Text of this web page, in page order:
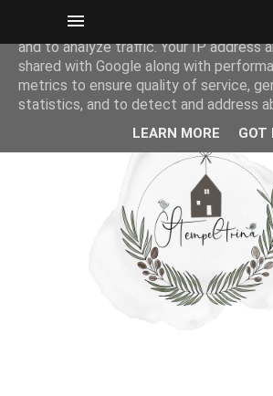
This site uses cookies from Google to
and to analyze traffic. Your IP address
shared with Google along with
metrics to ensure quality of service,
statistics, and to detect and address
LEARN MORE GOT